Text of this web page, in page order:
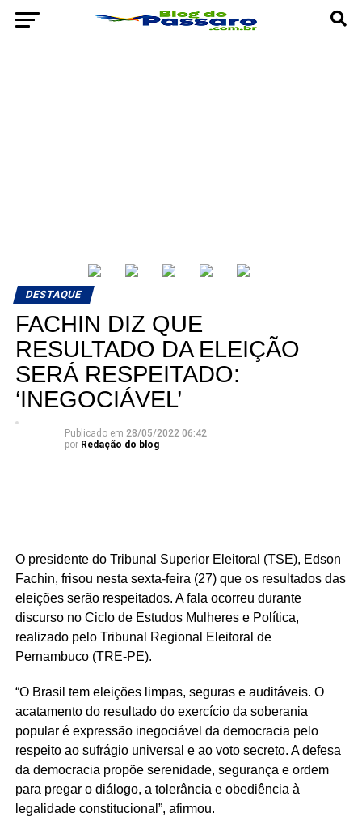
DESTAQUE
FACHIN DIZ QUE
RESULTADO DA ELEIÇÃO
SERÁ RESPEITADO:
‘INEGOCIÁVEL’
Publicado em 28/05/2022 06:42
por Redação do blog
O presidente do Tribunal Superior Eleitoral (TSE), Edson
Fachin, frisou nesta sexta-feira (27) que os resultados das
eleições serão respeitados. A fala ocorreu durante
discurso no Ciclo de Estudos Mulheres e Política,
realizado pelo Tribunal Regional Eleitoral de
Pernambuco (TRE-PE).
“O Brasil tem eleições limpas, seguras e auditáveis. O
acatamento do resultado do exercício da soberania
popular é expressão inegociável da democracia pelo
respeito ao sufrágio universal e ao voto secreto. A defesa
da democracia propõe serenidade, segurança e ordem
para pregar o diálogo, a tolerância e obediência à
legalidade constitucional”, afirmou.